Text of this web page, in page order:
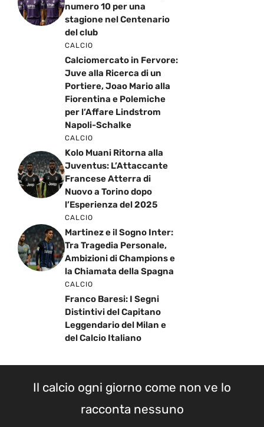
numero 10 per una
stagione nel Centenario
del club
CALCIO
Calciomercato in Fervore:
Juve alla Ricerca di un
Portiere, Joao Mario alla
Fiorentina e Polemiche
per l’Affare Lindstrom
Napoli-Schalke
CALCIO
Kolo Muani Ritorna alla
Juventus: L’Attaccante
Francese Atterra di
Nuovo a Torino dopo
l’Esperienza del 2025
CALCIO
Martinez e il Sogno Inter:
Tra Tragedia Personale,
Ambizioni di Champions e
la Chiamata della Spagna
CALCIO
Franco Baresi: I Segni
Distintivi del Capitano
Leggendario del Milan e
del Calcio Italiano
Il calcio ogni giorno come non ve lo
racconta nessuno